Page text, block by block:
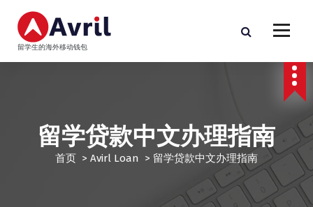
留学生的海外移动钱包
留学贷款中文办理指南
首页 > Avirl Loan > 留学贷款中文办理指南